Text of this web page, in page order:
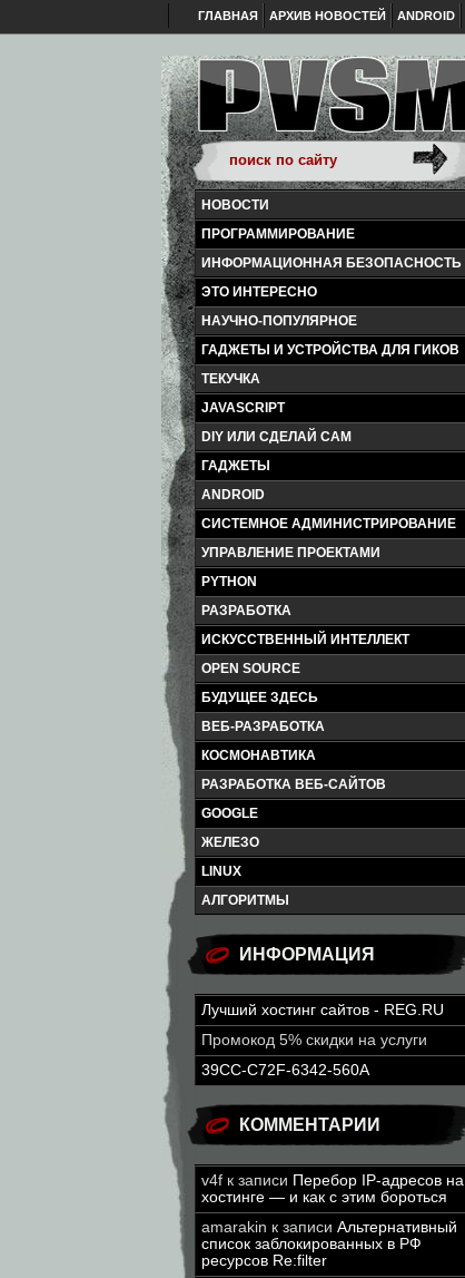
ГЛАВНАЯ АРХИВ НОВОСТЕЙ ANDROID
НОВОСТИ
ПРОГРАММИРОВАНИЕ
ИНФОРМАЦИОННАЯ БЕЗОПАСНОСТЬ
ЭТО ИНТЕРЕСНО
НАУЧНО-ПОПУЛЯРНОЕ
ГАДЖЕТЫ И УСТРОЙСТВА ДЛЯ ГИКОВ
ТЕКУЧКА
JAVASCRIPT
DIY ИЛИ СДЕЛАЙ САМ
ГАДЖЕТЫ
ANDROID
СИСТЕМНОЕ АДМИНИСТРИРОВАНИЕ
УПРАВЛЕНИЕ ПРОЕКТАМИ
PYTHON
РАЗРАБОТКА
ИСКУССТВЕННЫЙ ИНТЕЛЛЕКТ
OPEN SOURCE
БУДУЩЕЕ ЗДЕСЬ
ВЕБ-РАЗРАБОТКА
КОСМОНАВТИКА
РАЗРАБОТКА ВЕБ-САЙТОВ
GOOGLE
ЖЕЛЕЗО
LINUX
АЛГОРИТМЫ
ИНФОРМАЦИЯ
Лучший хостинг сайтов - REG.RU
Промокод 5% скидки на услуги
39CC-C72F-6342-560A
КОММЕНТАРИИ
v4f к записи Перебор IP-адресов на
хостинге — и как с этим бороться
amarakin к записи Альтернативный
список заблокированных в РФ
ресурсов Re:filter